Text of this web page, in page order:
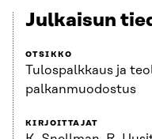
Julkaisun
OTSIKKO
Tulospalkkaus ja
palkanmuodostus
KIRJOITTAJAT